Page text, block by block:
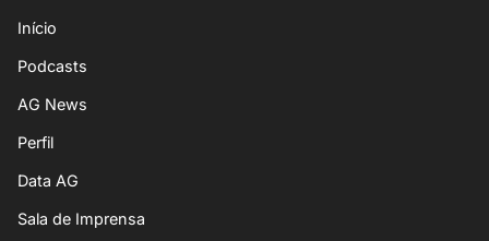
Início
Podcasts
AG News
Perfil
Data AG
Sala de Imprensa